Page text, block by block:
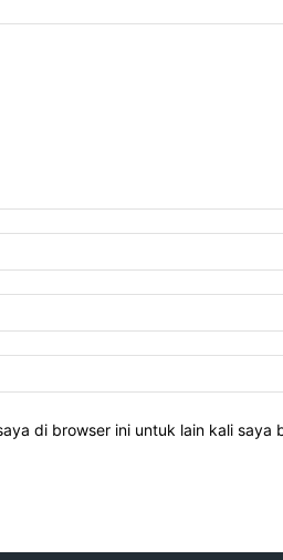
di browser ini untuk lain kali saya